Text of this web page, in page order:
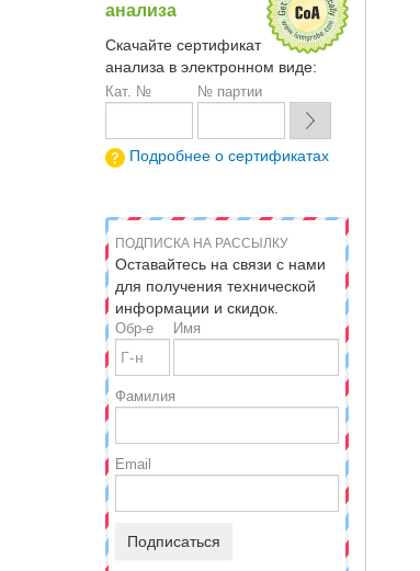
анализа
Скачайте сертификат
анализа в электронном виде:
Кат. № № партии
Подробнее о сертификатах
ПОДПИСКА НА РАССЫЛКУ
Оставайтесь на связи с нами
для получения технической
информации и скидок.
Обр-е Имя
Фамилия
Email
Подписаться